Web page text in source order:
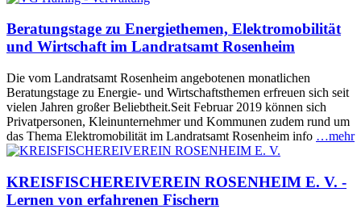
Beratungstage zu Energiethemen, Elektromobilität
und Wirtschaft im Landratsamt Rosenheim
Die vom Landratsamt Rosenheim angebotenen monatlichen
Beratungstage zu Energie- und Wirtschaftsthemen erfreuen sich seit
vielen Jahren großer Beliebtheit.Seit Februar 2019 können sich
Privatpersonen, Kleinunternehmer und Kommunen zudem rund um
das Thema Elektromobilität im Landratsamt Rosenheim info …mehr
KREISFISCHEREIVEREIN ROSENHEIM E. V. -
Lernen von erfahrenen Fischern